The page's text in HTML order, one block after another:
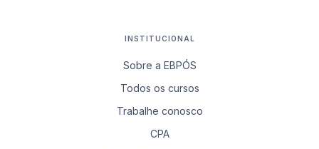
INSTITUCIONAL
Sobre a EBPÓS
Todos os cursos
Trabalhe conosco
CPA